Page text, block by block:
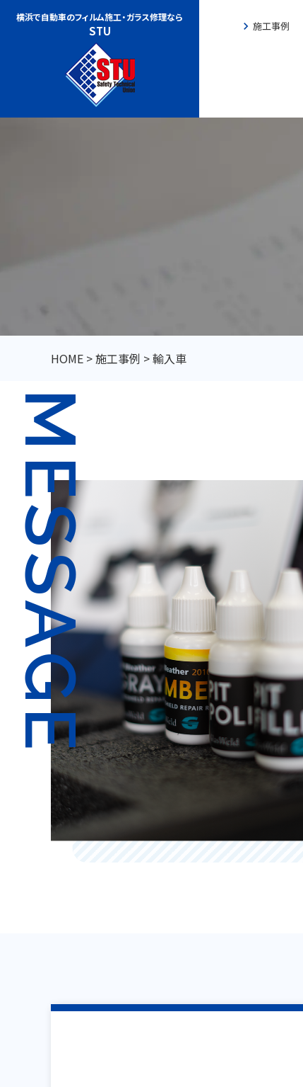
横浜で自動車のフィルム施工・ガラス修理なら
STU chevron_right 施工事例
HOME >施工事例 >輸入車
MESSAGE